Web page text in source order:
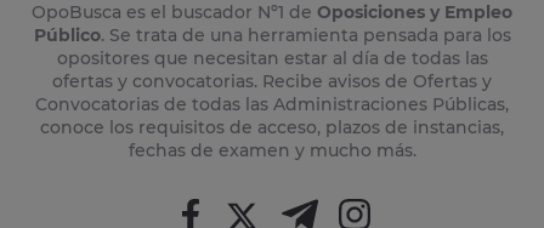
OpoBusca es el buscador Nº1 de Oposiciones y Empleo
Público. Se trata de una herramienta pensada para los
opositores que necesitan estar al día de todas las
ofertas y convocatorias. Recibe avisos de Ofertas y
Convocatorias de todas las Administraciones Públicas,
conoce los requisitos de acceso, plazos de instancias,
fechas de examen y mucho más.